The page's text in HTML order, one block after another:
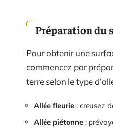
Préparation du
Pour obtenir une
commencez par
terre selon le type
Allée fleurie : creusez
Allée piétonne :